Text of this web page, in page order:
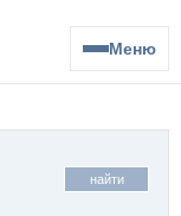
Меню
найти